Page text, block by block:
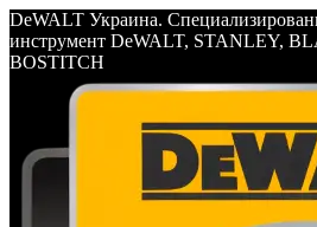
DeWALT Украина.
инструмент DeWALT, STANLEY,
BOSTITCH